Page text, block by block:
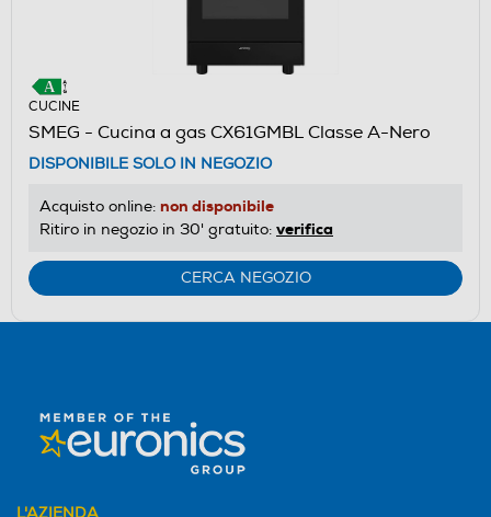
CUCINE
SMEG - Cucina a gas CX61GMBL Classe A-Nero
DISPONIBILE SOLO IN NEGOZIO
Acquisto online: non disponibile
Ritiro in negozio in 30' gratuito: verifica
CERCA NEGOZIO